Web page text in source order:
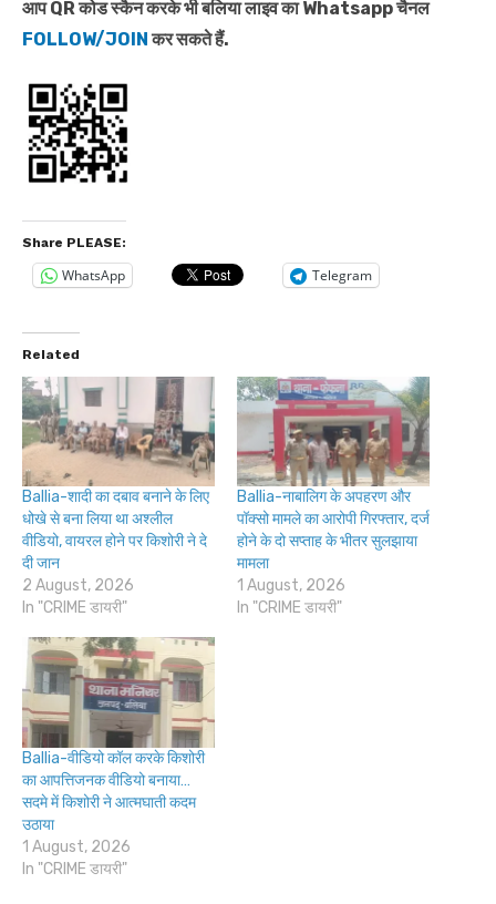
आप QR कोड स्कैन करके भी बलिया लाइव का Whatsapp चैनल
FOLLOW/JOINकर सकते हैं.
Share PLEASE:
WhatsApp Telegram
Related
Ballia-शादी का दबाव बनाने के लिए
धोखे से बना लिया था अश्लील
वीडियो, वायरल होने पर किशोरी ने दे
दी जान
2 August, 2026
In "CRIME डायरी"
Ballia-नाबालिग के अपहरण और
पॉक्सो मामले का आरोपी गिरफ्तार, दर्ज
होने के दो सप्ताह के भीतर सुलझाया
मामला
1 August, 2026
In "CRIME डायरी"
Ballia-वीडियो कॉल करके किशोरी
का आपत्तिजनक वीडियो बनाया…
सदमे में किशोरी ने आत्मघाती कदम
उठाया
1 August, 2026
In "CRIME डायरी"